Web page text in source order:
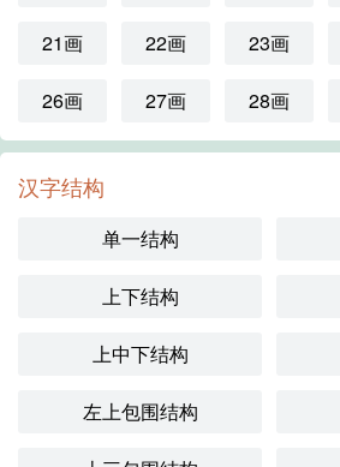
21画 22画 23画
26画 27画 28画
汉字结构
单一结构
上下结构
上中下结构
左上包围结构